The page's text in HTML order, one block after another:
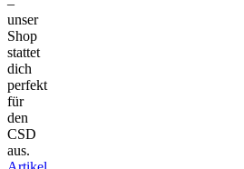
–
unser
Shop
stattet
dich
perfekt
für
den
CSD
aus.